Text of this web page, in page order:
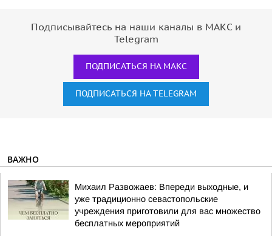
Подписывайтесь на наши каналы в МАКС и
Telegram
ПОДПИСАТЬСЯ НА МАКС
ПОДПИСАТЬСЯ НА TELEGRAM
ВАЖНО
Михаил Развожаев: Впереди выходные, и
уже традиционно севастопольские
учреждения приготовили для вас множество
бесплатных мероприятий